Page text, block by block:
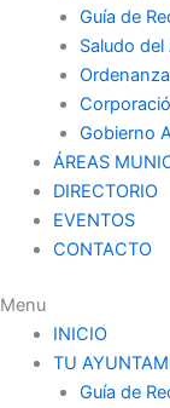
Guía de
Saludo del
Gobierno
ÁREAS
DIRECTORIO
EVENTOS
CONTACTO
Menu
INICIO
TU
Guía de